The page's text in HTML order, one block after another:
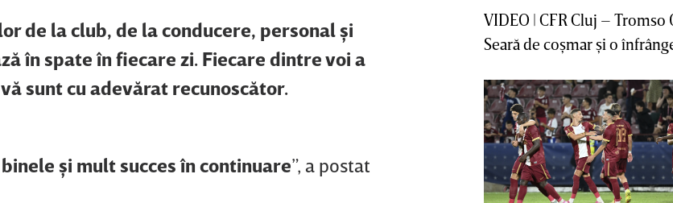
de la club, de la conducere, personal şi
în spate în fiecare zi. Fiecare dintre voi a
sunt cu adevărat recunoscător.
şi mult succes în continuare”, a postat
VIDEO | CFR Cluj – Tromso
Seară de coşmar şi o